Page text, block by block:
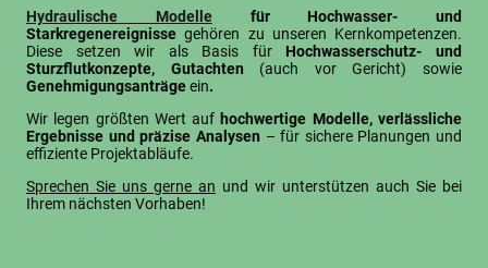
Hydraulische Modellefür Hochwasser- und
Starkregenereignisse gehören zu unseren Kernkompetenzen.
Diese setzen wir als Basis für Hochwasserschutz- und
Sturzflutkonzepte, Gutachten (auch vor Gericht) sowie
Genehmigungsanträgeein.
Wir legen größten Wert auf hochwertige Modelle, verlässliche
Ergebnisse und präzise Analysen – für sichere Planungen und
effiziente Projektabläufe.
Sprechen Sie uns gerne an und wir unterstützen auch Sie bei
Ihrem nächsten Vorhaben!